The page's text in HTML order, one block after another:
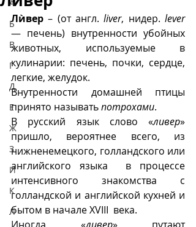
А
Б
В
Г
Д
Е
Ж
З
И
К
Л
Лѝвер – (от англ. liver, нидер. lever
— печень) внутренности убойных
животных, используемые в
кулинарии: печень, почки, сердце,
легкие, желудок.
Внутренности домашней птицы
принято называть потрохами.
В русский язык слово «ливер»
пришло, вероятнее всего, из
нижненемецкого, голландского или
английского языка  в процессе
интенсивного знакомства с
голландской и английской кухней и
бытом в начале XVIII  века.